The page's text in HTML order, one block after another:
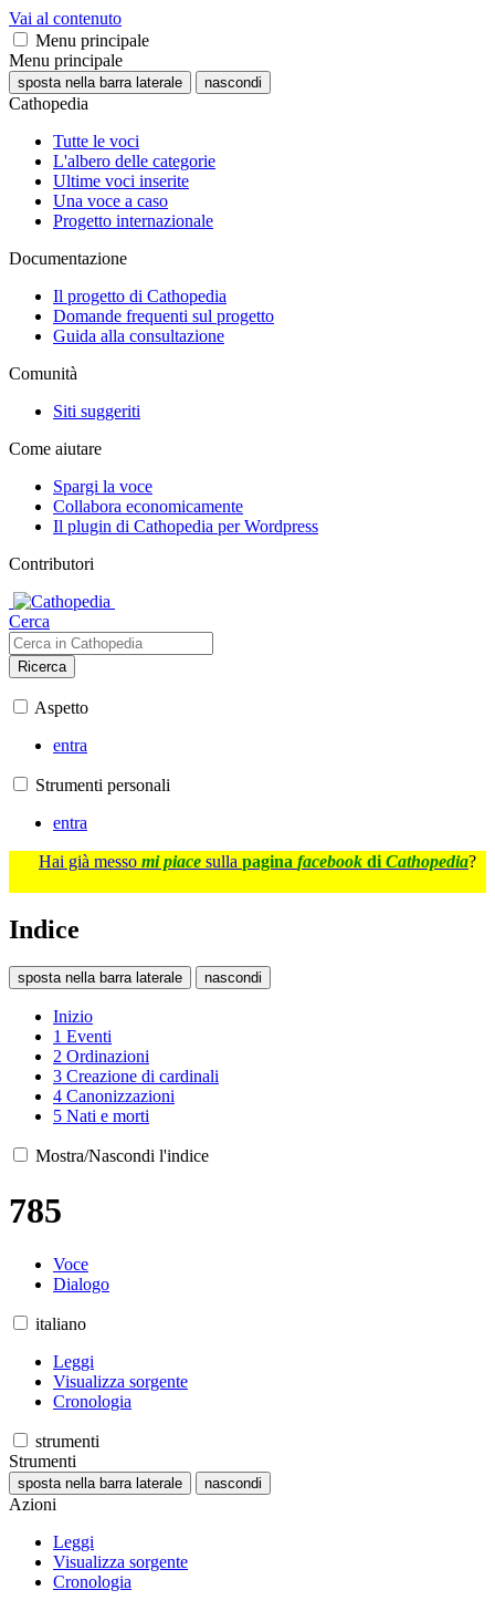
Vai al contenuto
Menu principale
Menu principale
sposta nella barra laterale nascondi
Cathopedia
Tutte le voci
L'albero delle categorie
Ultime voci inserite
Una voce a caso
Progetto internazionale
Documentazione
Il progetto di Cathopedia
Domande frequenti sul progetto
Guida alla consultazione
Comunità
Siti suggeriti
Come aiutare
Spargi la voce
Collabora economicamente
Il plugin di Cathopedia per Wordpress
Contributori
Cerca
Ricerca
Aspetto
entra
Strumenti personali
entra
Hai già messo mi piace sulla pagina facebook di Cathopedia?
Indice
sposta nella barra laterale nascondi
Inizio
1 Eventi
2 Ordinazioni
3 Creazione di cardinali
4 Canonizzazioni
5 Nati e morti
Mostra/Nascondi l'indice
785
Voce
Dialogo
italiano
Leggi
Visualizza sorgente
Cronologia
strumenti
Strumenti
sposta nella barra laterale nascondi
Azioni
Leggi
Visualizza sorgente
Cronologia